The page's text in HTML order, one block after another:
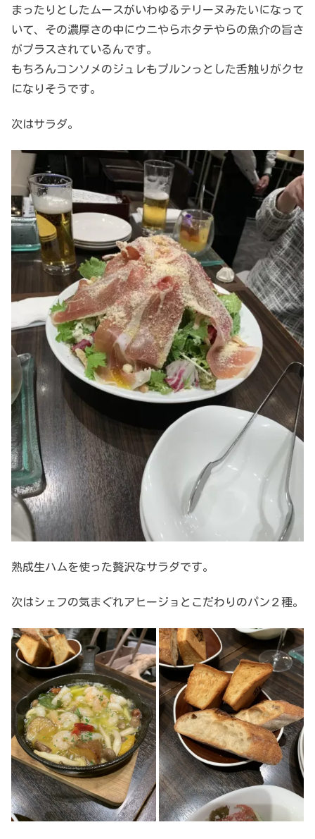
まったりとしたムースがいわゆるテリーヌみたいになって
いて、その濃厚さの中にウニやらホタテやらの魚介の旨さ
がプラスされているんです。
もちろんコンソメのジュレもプルンっとした舌触りがクセ
になりそうです。
次はサラダ。
熟成生ハムを使った贅沢なサラダです。
次はシェフの気まぐれアヒージョとこだわりのパン２種。